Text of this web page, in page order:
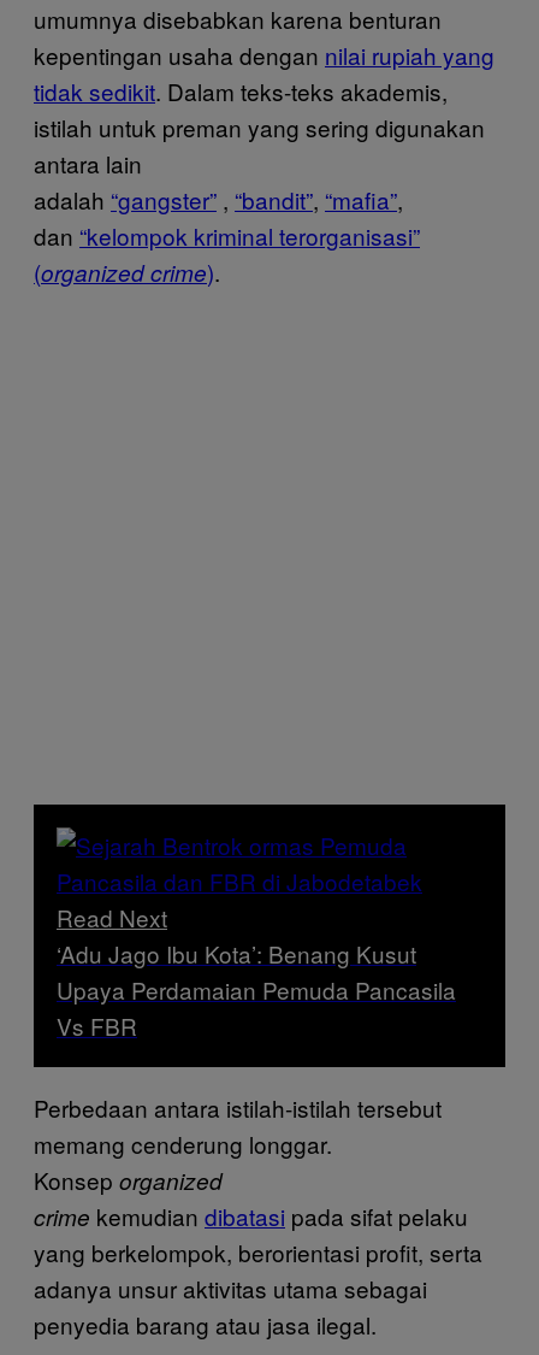
umumnya disebabkan karena benturan
kepentingan usaha dengan nilai rupiah yang
tidak sedikit. Dalam teks-teks akademis,
istilah untuk preman yang sering digunakan
antara lain
adalah “gangster” , “bandit”, “mafia”,
dan “kelompok kriminal terorganisasi”
(organized crime).
Read Next
‘Adu Jago Ibu Kota’: Benang Kusut
Upaya Perdamaian Pemuda Pancasila
Vs FBR
Perbedaan antara istilah-istilah tersebut
memang cenderung longgar.
Konsep organized
crime kemudian dibatasi pada sifat pelaku
yang berkelompok, berorientasi profit, serta
adanya unsur aktivitas utama sebagai
penyedia barang atau jasa ilegal.